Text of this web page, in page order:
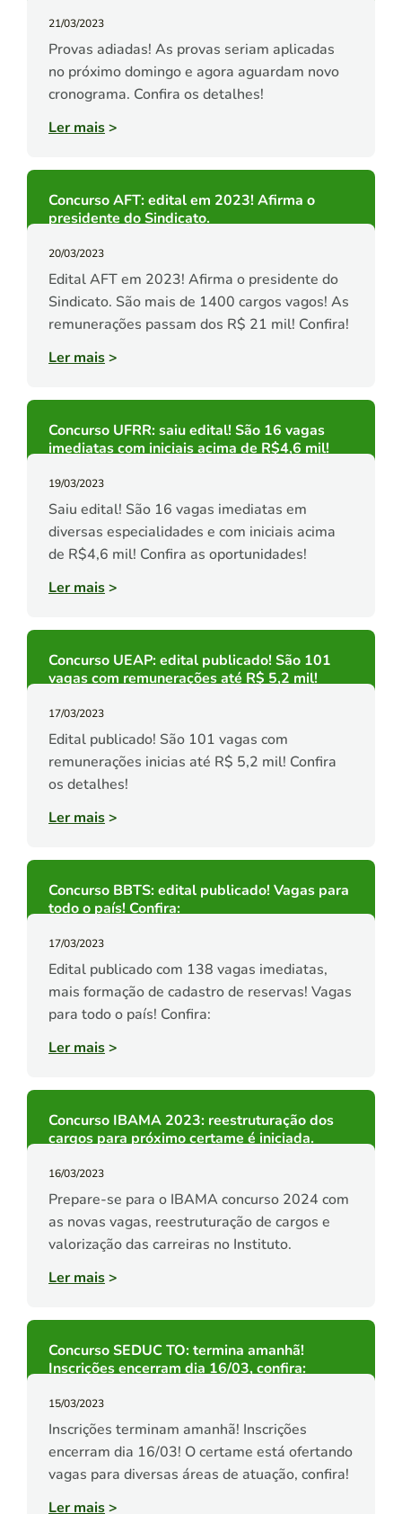
21/03/2023
Provas adiadas! As provas seriam aplicadas
no próximo domingo e agora aguardam novo
cronograma. Confira os detalhes!
Ler mais>
Concurso AFT: edital em 2023! Afirma o
presidente do Sindicato.
20/03/2023
Edital AFT em 2023! Afirma o presidente do
Sindicato. São mais de 1400 cargos vagos! As
remunerações passam dos R$ 21 mil! Confira!
Ler mais>
Concurso UFRR: saiu edital! São 16 vagas
imediatas com iniciais acima de R$4,6 mil!
19/03/2023
Saiu edital! São 16 vagas imediatas em
diversas especialidades e com iniciais acima
de R$4,6 mil! Confira as oportunidades!
Ler mais>
Concurso UEAP: edital publicado! São 101
vagas com remunerações até R$ 5,2 mil!
17/03/2023
Edital publicado! São 101 vagas com
remunerações inicias até R$ 5,2 mil! Confira
os detalhes!
Ler mais>
Concurso BBTS: edital publicado! Vagas para
todo o país! Confira:
17/03/2023
Edital publicado com 138 vagas imediatas,
mais formação de cadastro de reservas! Vagas
para todo o país! Confira:
Ler mais>
Concurso IBAMA 2023: reestruturação dos
cargos para próximo certame é iniciada.
16/03/2023
Prepare-se para o IBAMA concurso 2024 com
as novas vagas, reestruturação de cargos e
valorização das carreiras no Instituto.
Ler mais>
Concurso SEDUC TO: termina amanhã!
Inscrições encerram dia 16/03, confira:
15/03/2023
Inscrições terminam amanhã! Inscrições
encerram dia 16/03! O certame está ofertando
vagas para diversas áreas de atuação, confira!
Ler mais>